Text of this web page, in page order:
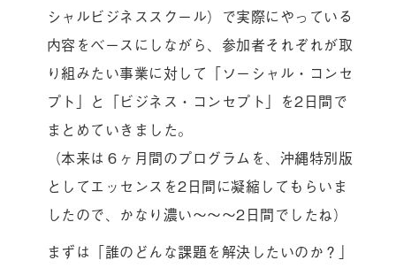
シャルビジネススクール）で実際にやっている
内容をベースにしながら、参加者それぞれが取
り組みたい事業に対して「ソーシャル・コンセ
プト」と「ビジネス・コンセプト」を2日間で
まとめていきました。
（本来は６ヶ月間のプログラムを、沖縄特別版
としてエッセンスを2日間に凝縮してもらいま
したので、かなり濃い〜〜〜2日間でしたね）
まずは「誰のどんな課題を解決したいのか？」